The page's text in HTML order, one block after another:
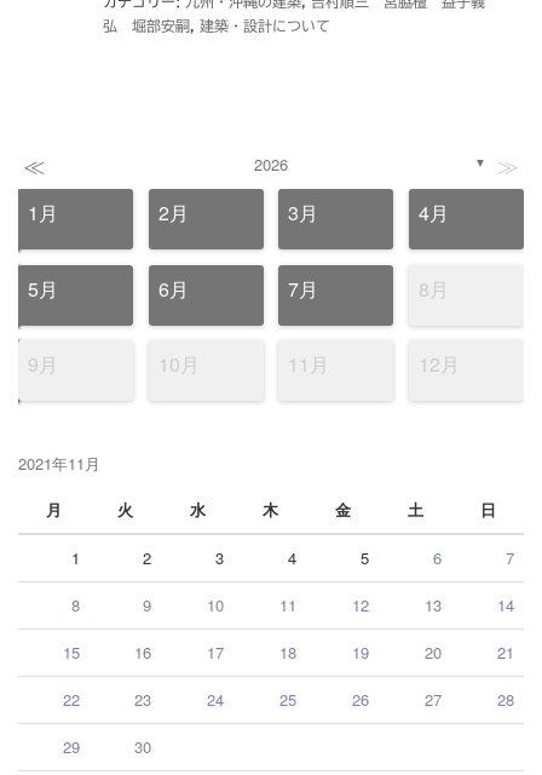
弘 堀部安嗣
建築・設計について
≪ 2026 ▼ ≫
1月 2月 3月 4月
5月 6月 7月 8月
9月 10月 11月 12月
2021年11月
月
火 水 木 金 土 日
1 2 3 4 5 6 7
8 9 10 11 12 13 14
15 16 17 18 19 20 21
22 23 24 25 26 27 28
29 30